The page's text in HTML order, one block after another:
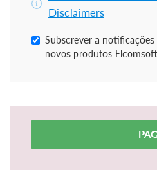
Disclaimers
Subscrever a
novos produtos